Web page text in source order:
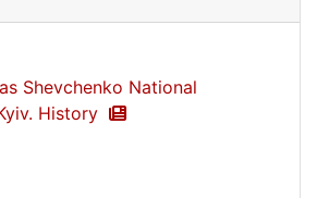
Shevchenko National
History